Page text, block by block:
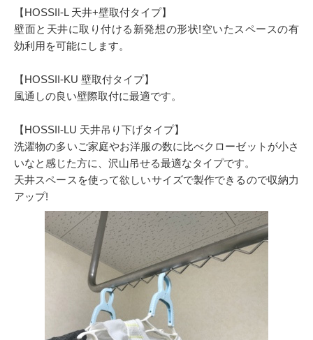
【HOSSII-L 天井+壁取付タイプ】
壁面と天井に取り付ける新発想の形状!空いたスペースの有
効利用を可能にします。
【HOSSII-KU 壁取付タイプ】
風通しの良い壁際取付に最適です。
【HOSSII-LU 天井吊り下げタイプ】
洗濯物の多いご家庭やお洋服の数に比べクローゼットが小さ
いなと感じた方に、沢山吊せる最適なタイプです。
天井スペースを使って欲しいサイズで製作できるので収納力
アップ!